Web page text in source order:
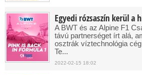
Egyedi rózsaszín kerül a
A BWT és az Alpine F1
távú partnerséget írt alá,
osztrák víztechnológia
Te...
2022-02-15 18:02